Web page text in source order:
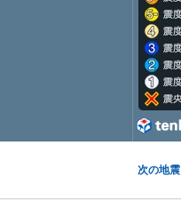
次の地震